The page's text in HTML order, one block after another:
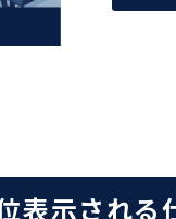
表示される